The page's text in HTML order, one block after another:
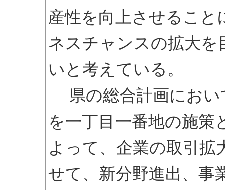
産性を向上させるこ
ネスチャンスの拡大
いと考えている。
県の総合計画におい
を一丁目一番地の施策
よって、企業の取引拡
せて、新分野進出、事